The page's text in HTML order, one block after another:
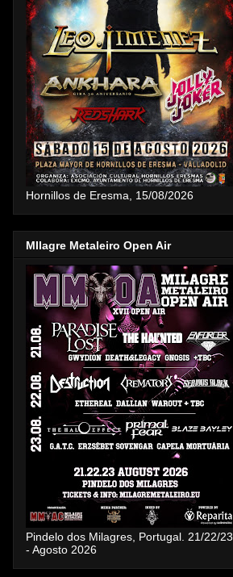
Hornillos de Eresma, 15/08/2026
MIlagre Metaleiro Open Air
Pindelo dos Milagres, Portugal. 21/22/23
- Agosto 2026